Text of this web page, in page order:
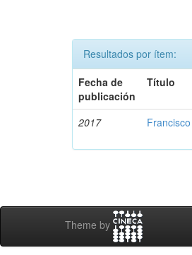
Resultados por ítem:
Fecha de
publicación
Título
2017
Theme by